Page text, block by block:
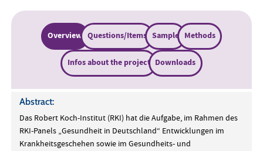
Overview Questions/Items Sample Methods
Infos about the project Downloads
Abstract:
Das Robert Koch-Institut (RKI) hat die Aufgabe, im Rahmen des
RKI-Panels „Gesundheit in Deutschland“ Entwicklungen im
Krankheitsgeschehen sowie im Gesundheits- und